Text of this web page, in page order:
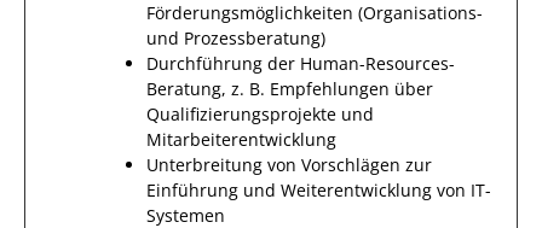
Förderungsmöglichkeiten (Organisations-
und Prozessberatung)
Durchführung der Human-Resources-
Beratung, z. B. Empfehlungen über
Qualifizierungsprojekte und
Mitarbeiterentwicklung
Unterbreitung von Vorschlägen zur
Einführung und Weiterentwicklung von IT-
Systemen